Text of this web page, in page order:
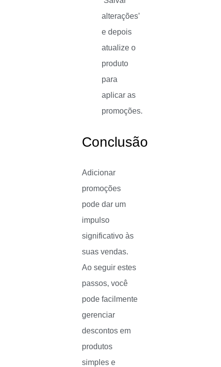
alterações’
e depois
atualize o
produto
para
aplicar as
promoções.
Conclusão
Adicionar
promoções
pode dar um
impulso
significativo às
suas vendas.
Ao seguir estes
passos, você
pode facilmente
gerenciar
descontos em
produtos
simples e